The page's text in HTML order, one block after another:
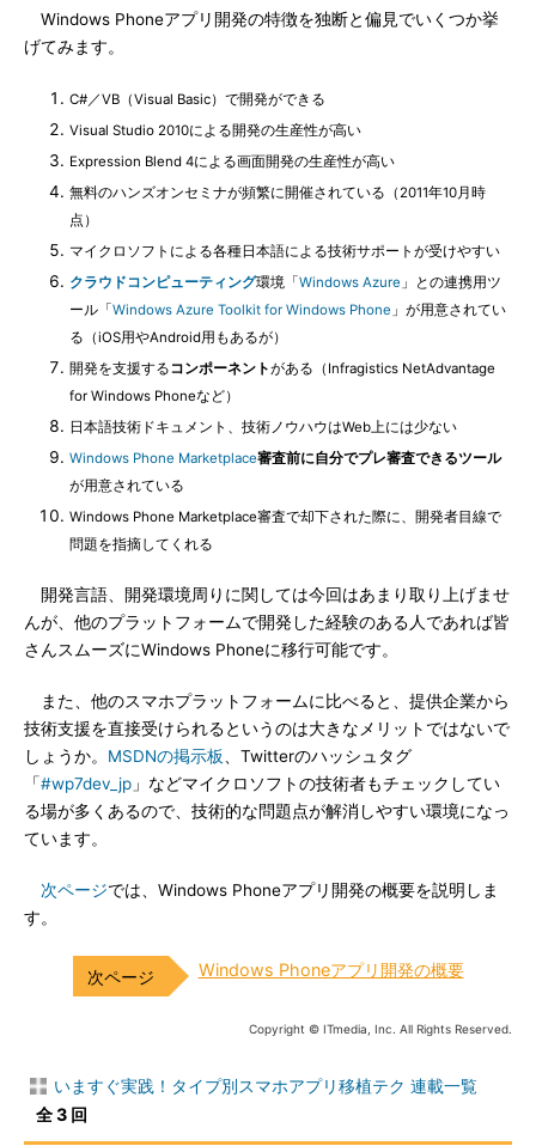
Windows Phoneアプリ開発の特徴を独断と偏見でいくつか挙
げてみます。
C#／VB（Visual Basic）で開発ができる
Visual Studio 2010による開発の生産性が高い
Expression Blend 4による画面開発の生産性が高い
無料のハンズオンセミナが頻繁に開催されている（2011年10月時
点）
マイクロソフトによる各種日本語による技術サポートが受けやすい
クラウドコンピューティング環境「 Windows Azure 」との連携用ツ
ール「 Windows Azure Toolkit for Windows Phone 」が用意されてい
る（iOS用やAndroid用もあるが）
開発を支援するコンポーネントがある（Infragistics NetAdvantage
for Windows Phoneなど）
日本語技術ドキュメント、技術ノウハウはWeb上には少ない
Windows Phone Marketplace審査前に自分でプレ審査できるツール
が用意されている
Windows Phone Marketplace審査で却下された際に、開発者目線で
問題を指摘してくれる
開発言語、開発環境周りに関しては今回はあまり取り上げませ
んが、他のプラットフォームで開発した経験のある人であれば皆
さんスムーズにWindows Phoneに移行可能です。
また、他のスマホプラットフォームに比べると、提供企業から
技術支援を直接受けられるというのは大きなメリットではないで
しょうか。 MSDNの掲示板
、Twitterのハッシュタグ
「#wp7dev_jp 」などマイクロソフトの技術者もチェックしてい
る場が多くあるので、技術的な問題点が解消しやすい環境になっ
ています。
次ページでは、Windows Phoneアプリ開発の概要を説明しま
す。
Windows Phoneアプリ開発の概要
Copyright © ITmedia, Inc. All Rights Reserved.
いますぐ実践！タイプ別スマホアプリ移植テク 連載一覧
全 3 回